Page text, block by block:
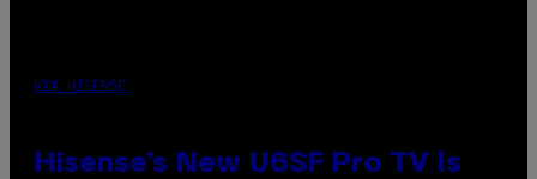
VIA HISENSE
Hisense’s New U6SF Pro TV Is